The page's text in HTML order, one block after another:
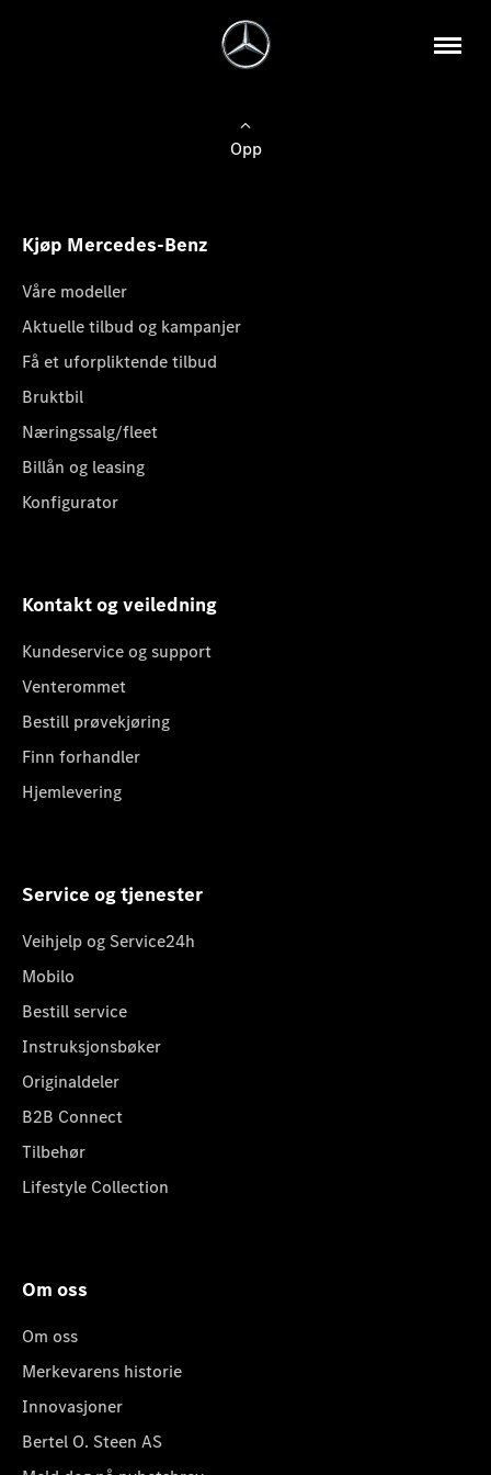
Opp
Kjøp Mercedes-Benz
Våre modeller
Aktuelle tilbud og kampanjer
Få et uforpliktende tilbud
Bruktbil
Næringssalg/fleet
Billån og leasing
Konfigurator
Kontakt og veiledning
Kundeservice og support
Venterommet
Bestill prøvekjøring
Finn forhandler
Hjemlevering
Service og tjenester
Veihjelp og Service24h
Mobilo
Bestill service
Instruksjonsbøker
Originaldeler
B2B Connect
Tilbehør
Lifestyle Collection
Om oss
Om oss
Merkevarens historie
Innovasjoner
Bertel O. Steen AS